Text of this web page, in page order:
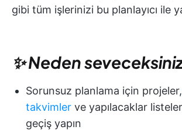
gibi tüm işlerinizi bu planlayıcı ile
✨ Neden
Sorunsuz planlama için projeler,
takvimler ve yapılacaklar
geçiş yapın